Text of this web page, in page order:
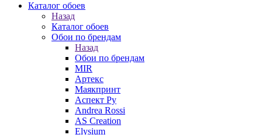
Каталог обоев
Назад
Каталог обоев
Обои по брендам
Назад
Обои по брендам
MIR
Артекс
Маякпринт
Аспект Ру
Andrea Rossi
AS Creation
Elysium